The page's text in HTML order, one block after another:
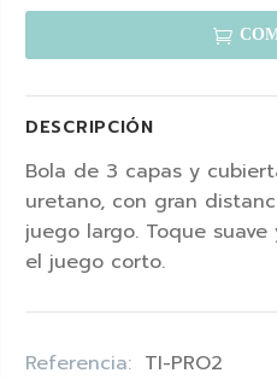

DESCRIPCIÓN
Bola de 3 capas y
uretano, con gran
juego largo. Toque
el juego corto.
Referencia: TI-PRO2